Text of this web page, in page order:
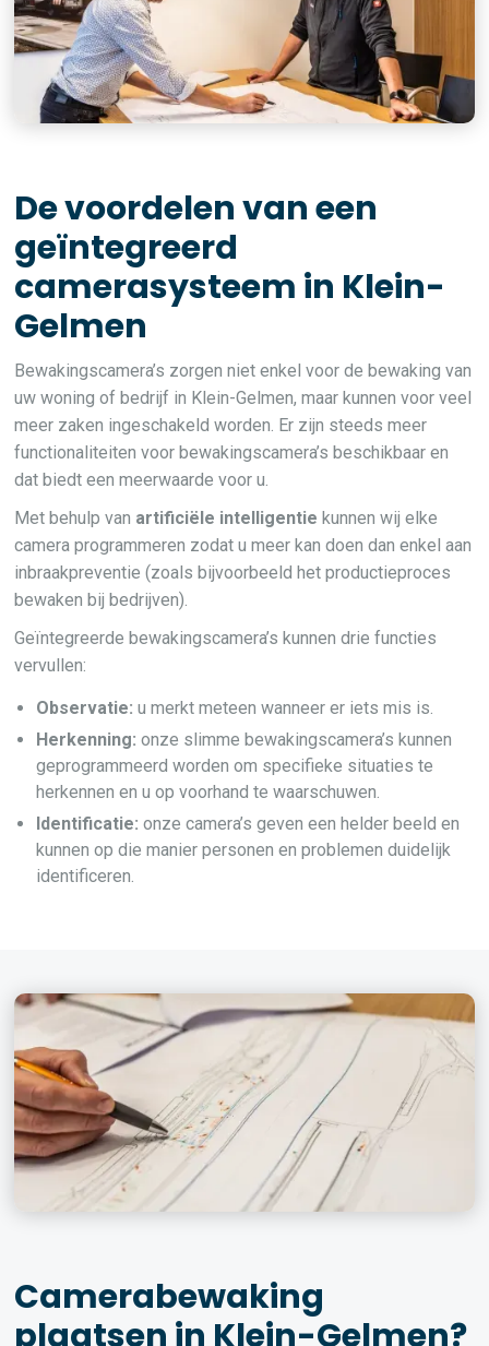
De voordelen van een
geïntegreerd
camerasysteem in Klein-
Gelmen
Bewakingscamera’s zorgen niet enkel voor de bewaking van
uw woning of bedrijf in Klein-Gelmen, maar kunnen voor veel
meer zaken ingeschakeld worden. Er zijn steeds meer
functionaliteiten voor bewakingscamera’s beschikbaar en
dat biedt een meerwaarde voor u.
Met behulp van artificiële intelligentie kunnen wij elke
camera programmeren zodat u meer kan doen dan enkel aan
inbraakpreventie (zoals bijvoorbeeld het productieproces
bewaken bij bedrijven).
Geïntegreerde bewakingscamera’s kunnen drie functies
vervullen:
Observatie: u merkt meteen wanneer er iets mis is.
Herkenning: onze slimme bewakingscamera’s kunnen
geprogrammeerd worden om specifieke situaties te
herkennen en u op voorhand te waarschuwen.
Identificatie: onze camera’s geven een helder beeld en
kunnen op die manier personen en problemen duidelijk
identificeren.
Camerabewaking
plaatsen in Klein-Gelmen?